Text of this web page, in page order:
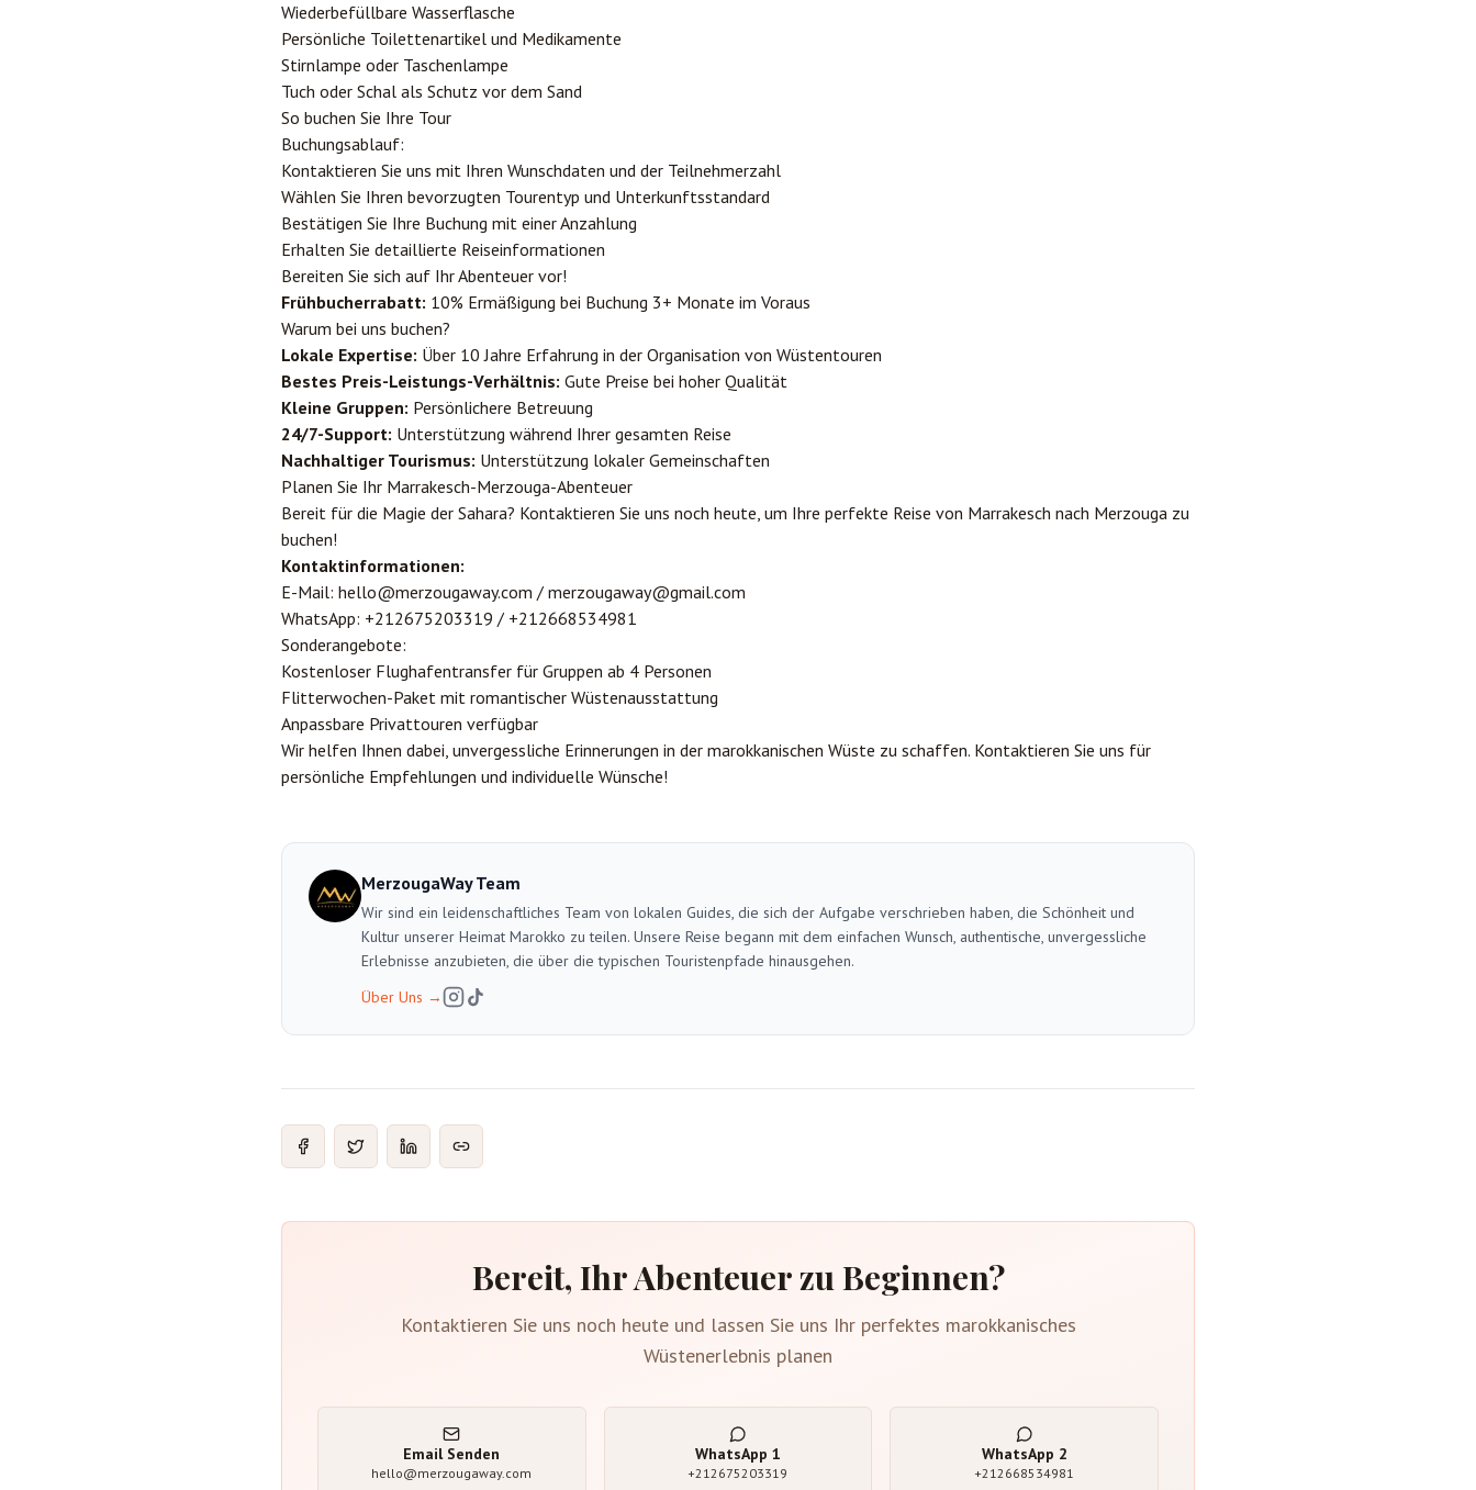
Wiederbefüllbare Wasserflasche
Persönliche Toilettenartikel und Medikamente
Stirnlampe oder Taschenlampe
Tuch oder Schal als Schutz vor dem Sand
So buchen Sie Ihre Tour
Buchungsablauf:
Kontaktieren Sie uns mit Ihren Wunschdaten und der Teilnehmerzahl
Wählen Sie Ihren bevorzugten Tourentyp und Unterkunftsstandard
Bestätigen Sie Ihre Buchung mit einer Anzahlung
Erhalten Sie detaillierte Reiseinformationen
Bereiten Sie sich auf Ihr Abenteuer vor!
Frühbucherrabatt: 10% Ermäßigung bei Buchung 3+ Monate im Voraus
Warum bei uns buchen?
Lokale Expertise: Über 10 Jahre Erfahrung in der Organisation von Wüstentouren
Bestes Preis-Leistungs-Verhältnis: Gute Preise bei hoher Qualität
Kleine Gruppen: Persönlichere Betreuung
24/7-Support: Unterstützung während Ihrer gesamten Reise
Nachhaltiger Tourismus: Unterstützung lokaler Gemeinschaften
Planen Sie Ihr Marrakesch-Merzouga-Abenteuer
Bereit für die Magie der Sahara? Kontaktieren Sie uns noch heute, um Ihre perfekte Reise von Marrakesch nach Merzouga zu
buchen!
Kontaktinformationen:
E-Mail: hello@merzougaway.com / merzougaway@gmail.com
WhatsApp: +212675203319 / +212668534981
Sonderangebote:
Kostenloser Flughafentransfer für Gruppen ab 4 Personen
Flitterwochen-Paket mit romantischer Wüstenausstattung
Anpassbare Privattouren verfügbar
Wir helfen Ihnen dabei, unvergessliche Erinnerungen in der marokkanischen Wüste zu schaffen. Kontaktieren Sie uns für
persönliche Empfehlungen und individuelle Wünsche!
MerzougaWay Team
Wir sind ein leidenschaftliches Team von lokalen Guides, die sich der Aufgabe verschrieben haben, die Schönheit und
Kultur unserer Heimat Marokko zu teilen. Unsere Reise begann mit dem einfachen Wunsch, authentische, unvergessliche
Erlebnisse anzubieten, die über die typischen Touristenpfade hinausgehen.
Über Uns →
Bereit, Ihr Abenteuer zu Beginnen?
Kontaktieren Sie uns noch heute und lassen Sie uns Ihr perfektes marokkanisches
Wüstenerlebnis planen
Email Senden
hello@merzougaway.com
WhatsApp 1
+212675203319
WhatsApp 2
+212668534981